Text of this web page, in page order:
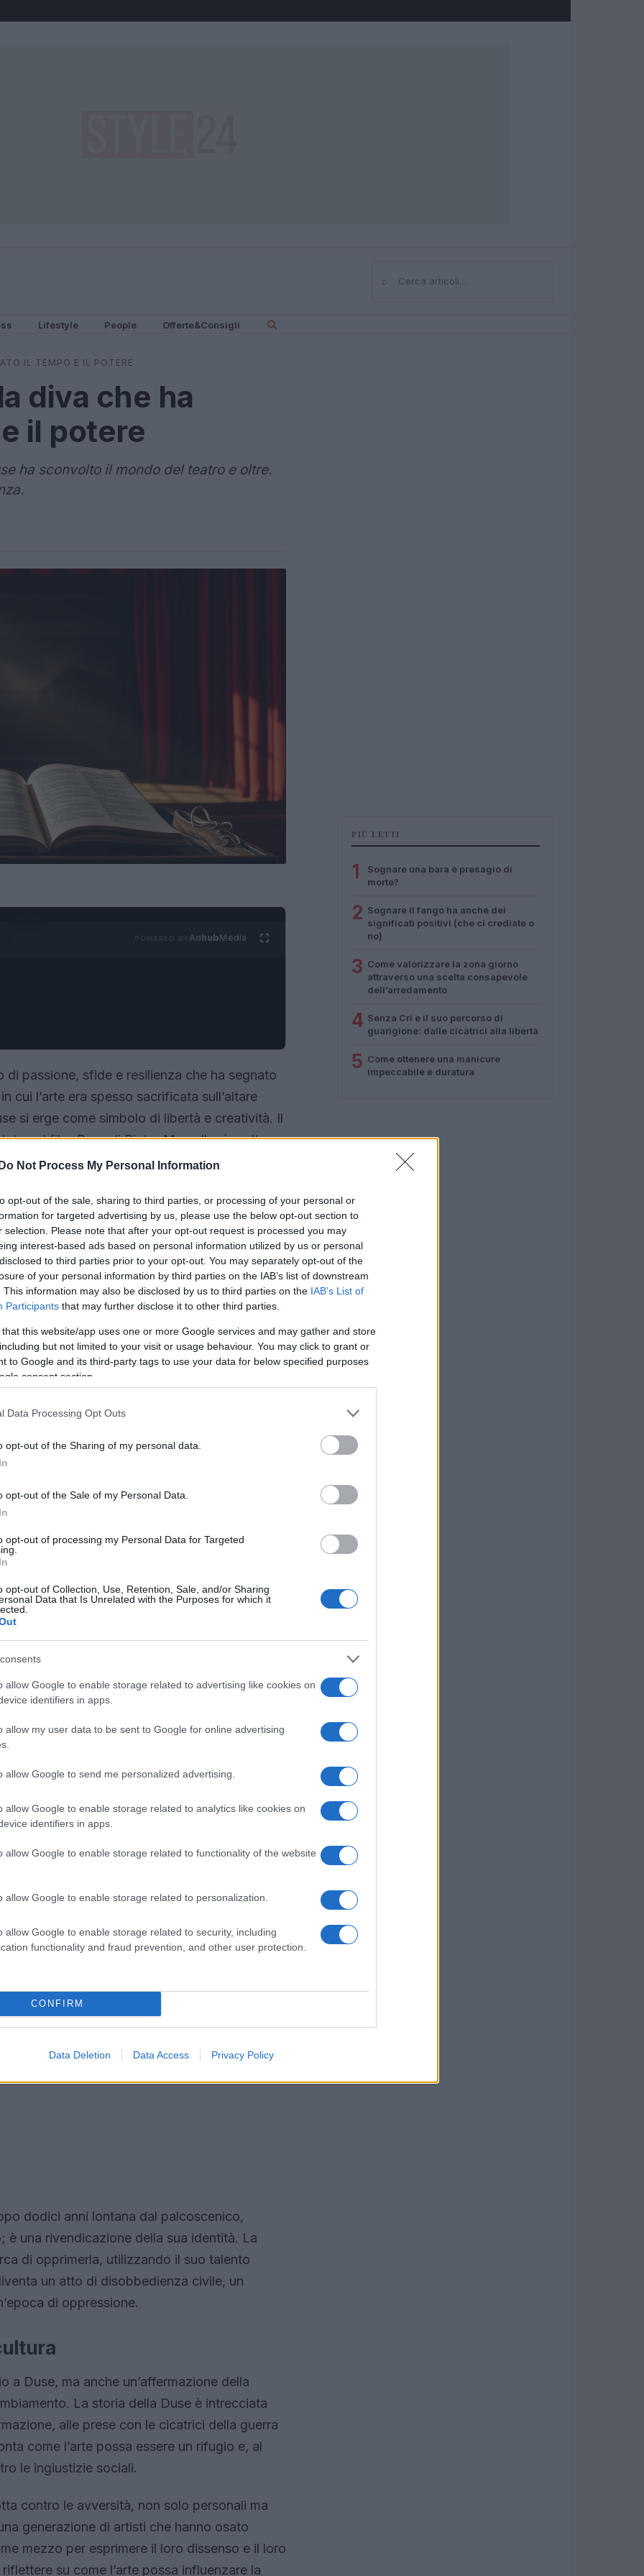
Do Not Process My Personal Information
opt-out of the sale, sharing to third parties, or processing of your personal or
for targeted advertising by us, please use the below opt-out section to
selection. Please note that after your opt-out request is processed you may
interest-based ads based on personal information utilized by us or personal
to third parties prior to your opt-out. You may separately opt-out of the
of your personal information by third parties on the IAB’s list of downstream
This information may also be disclosed by us to third parties on the IAB’s List of
Participants that may further disclose it to other third parties.
that this website/app uses one or more Google services and may gather and store
but not limited to your visit or usage behaviour. You may click to grant or
to Google and its third-party tags to use your data for below specified purposes
consent section.
Data Processing Opt Outs
opt-out of the Sharing of my personal data.
opt-out of the Sale of my Personal Data.
opt-out of processing my Personal Data for Targeted
opt-out of Collection, Use, Retention, Sale, and/or Sharing
Data that Is Unrelated with the Purposes for which it
allow Google to enable storage related to advertising like cookies on
identifiers in apps.
allow my user data to be sent to Google for online advertising
allow Google to send me personalized advertising.
allow Google to enable storage related to analytics like cookies on
identifiers in apps.
allow Google to enable storage related to functionality of the website
allow Google to enable storage related to personalization.
allow Google to enable storage related to security, including
functionality and fraud prevention, and other user protection.
CONFIRM
Data Deletion Data Access Privacy Policy
⌕Cerca
Lifestyle People Offerte&Consigli
IL TEMPO E IL POTERE
diva che ha
il potere
ha sconvolto il mondo del teatro e oltre.
AdhubMedia
di passione, sfide e resilienza che ha segnato
cui l’arte era spesso sacrificata sull’altare
si erge come simbolo di libertà e creatività. Il
nel filmDusedi Pietro Marcello, è molto
nell’anima di una donna che ha
è un’icona che ha definito il teatro del suo
Duse ha saputo catturare
in scena personaggi complessi e sfumati.
a un livello di espressione artistica che
di
questa attrice. Non si tratta solo di
società in tumulto, che lotta tra la guerra e il
così un simbolo della lotta contro il
momento cruciale del film, e questo mantra si
di disordini e conflitti, l’arte è la sua unica
personaggio, ogni parola, come se fosse
Questo legame tra arte e vita si manifesta
emotiva intensa per il pubblico.
dodici anni lontana dal palcoscenico,
una rivendicazione della sua identità. La
di opprimerla, utilizzando il suo talento
un atto di disobbedienza civile, un
di oppressione.
a Duse, ma anche un’affermazione della
La storia della Duse è intrecciata
alle prese con le cicatrici della guerra
come l’arte possa essere un rifugio e, al
le ingiustizie sociali.
contro le avversità, non solo personali ma
generazione di artisti che hanno osato
mezzo per esprimere il loro dissenso e il loro
su come l’arte possa influenzare la
PIÙ LETTI
1
Sognare una bara è presagio di
morte?
2 Sognare il fango ha anche dei
significati positivi (che ci crediate o
no)
3 Come valorizzare la zona giorno
attraverso una scelta consapevole
dell’arredamento
4 Senza Cri e il suo percorso di
guarigione: dalle cicatrici alla libertà
5 Come ottenere una manicure
impeccabile e duratura